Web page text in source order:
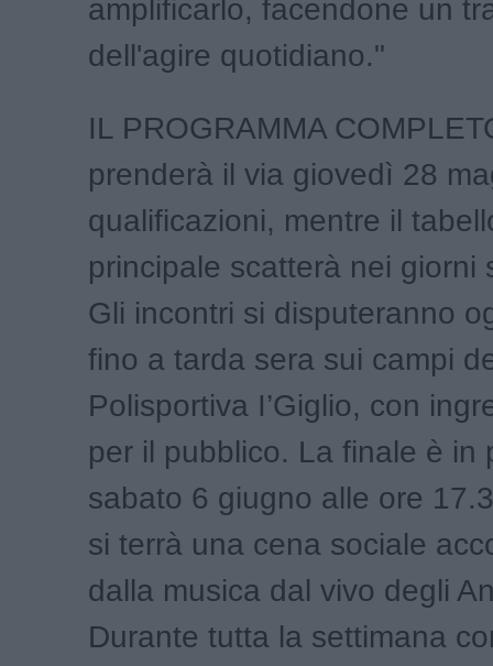
amplificarlo, facendone un
dell'agire quotidiano."
IL PROGRAMMA
prenderà il via giovedì 28
qualificazioni, mentre il
principale scatterà nei giorni
Gli incontri si disputeranno
fino a tarda sera sui campi
Polisportiva I’Giglio, con
per il pubblico. La finale è in
sabato 6 giugno alle ore
si terrà una cena sociale
dalla musica dal vivo degli
Durante tutta la settimana